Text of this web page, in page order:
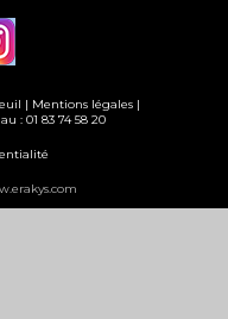
| Mentions légales|
: 01 83 74 58 20